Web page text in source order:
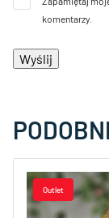
komentarzy.